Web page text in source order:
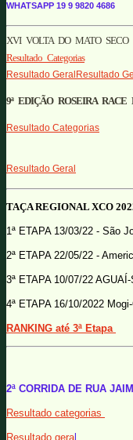
WHATSAPP 19 9 9820 4686
XVI VOLTA DO MATO SECO
Resultado Categorias
Resultado GeralResultado
9ª EDIÇÃO ROSEIRA RACE
Resultado Categorias
Resultado Geral
TAÇA REGIONAL XCO
1ª ETAPA 13/03/22 - São
2ª ETAPA 22/05/22 -
3ª ETAPA 10/07/22
4ª ETAPA 16/10/2022
RANKING até 3ª Etapa
2ª CORRIDA DE RUA
Resultado categorias
Resultado geral